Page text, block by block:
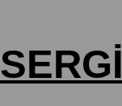
SERGİ